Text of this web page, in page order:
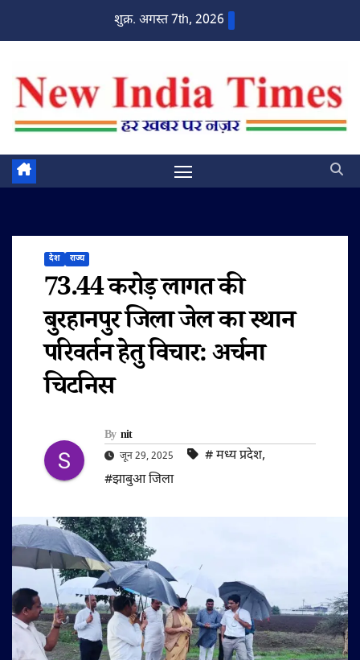
शुक्र. अगस्त 7th, 2026
देश राज्य
73.44 करोड़ लागत की
बुरहानपुर जिला जेल का स्थान
परिवर्तन हेतु विचार: अर्चना
चिटनिस
By nit
जून 29, 2025 #‌ मध्य प्रदेश,
#झाबुआ जिला